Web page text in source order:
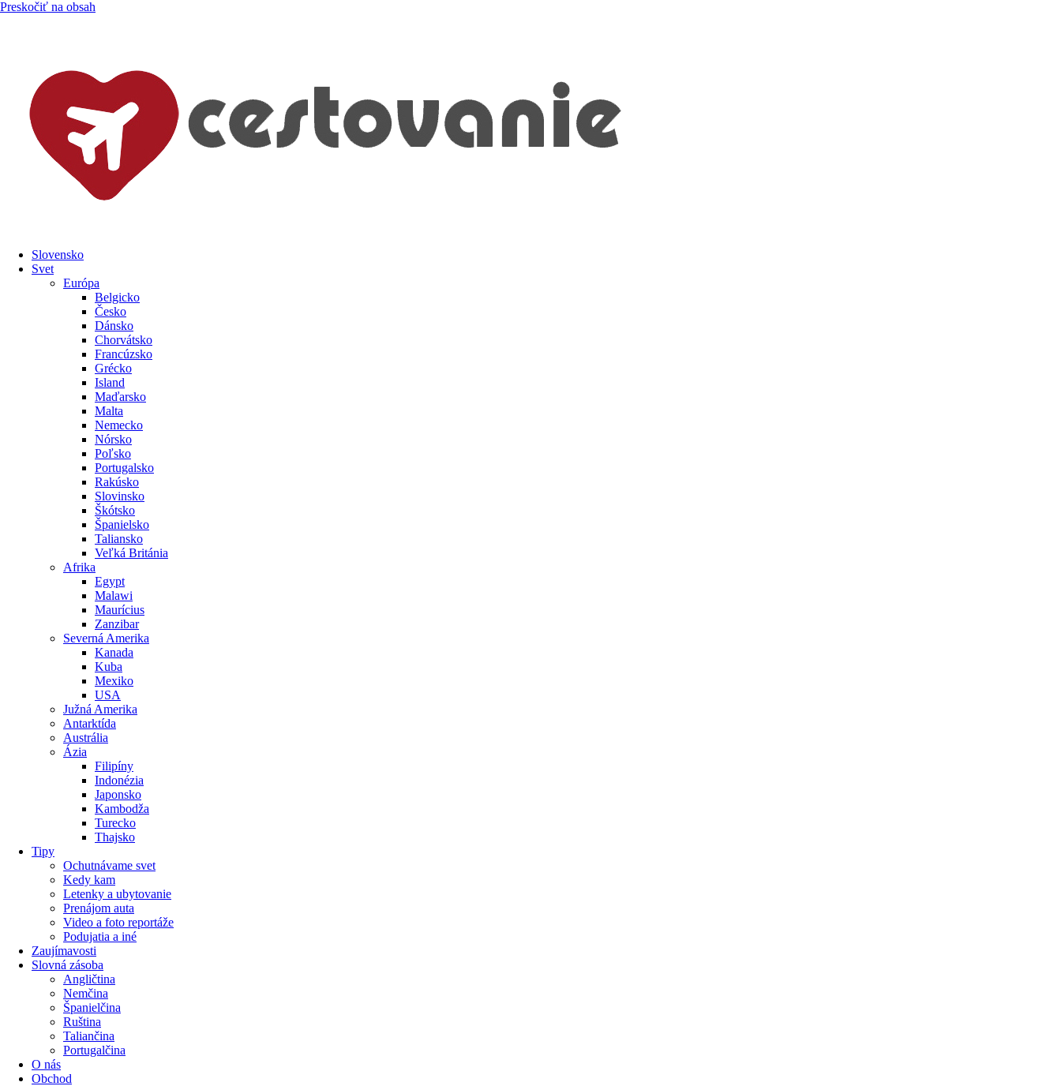
Preskočiť na obsah
Slovensko
Svet
Európa
Belgicko
Česko
Dánsko
Chorvátsko
Francúzsko
Grécko
Island
Maďarsko
Malta
Nemecko
Nórsko
Poľsko
Portugalsko
Rakúsko
Slovinsko
Škótsko
Španielsko
Taliansko
Veľká Británia
Afrika
Egypt
Malawi
Maurícius
Zanzibar
Severná Amerika
Kanada
Kuba
Mexiko
USA
Južná Amerika
Antarktída
Austrália
Ázia
Filipíny
Indonézia
Japonsko
Kambodža
Turecko
Thajsko
Tipy
Ochutnávame svet
Kedy kam
Letenky a ubytovanie
Prenájom auta
Video a foto reportáže
Podujatia a iné
Zaujímavosti
Slovná zásoba
Angličtina
Nemčina
Španielčina
Ruština
Taliančina
Portugalčina
O nás
Obchod